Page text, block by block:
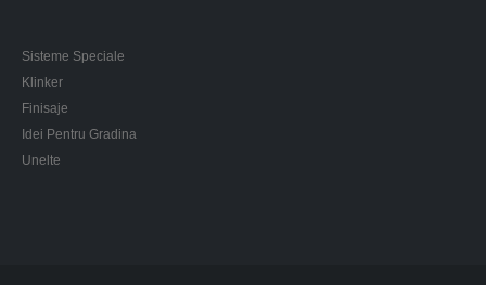
Sisteme Speciale
Klinker
Finisaje
Idei Pentru Gradina
Unelte